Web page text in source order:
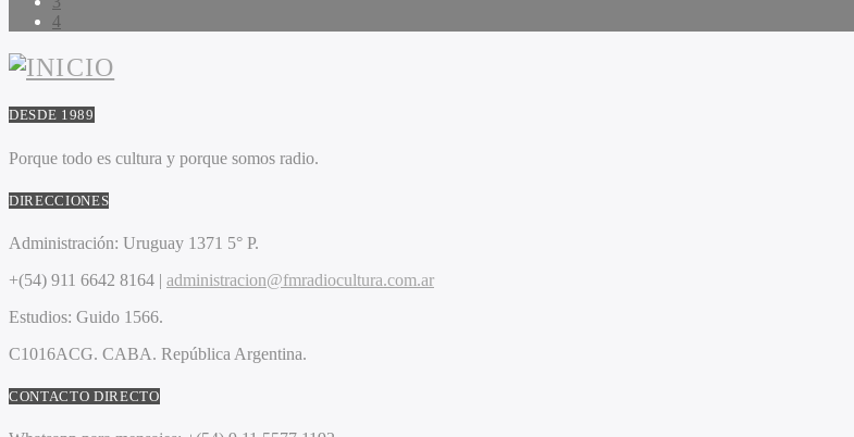
4
DESDE 1989
Porque todo es cultura y porque somos radio.
DIRECCIONES
Administración: Uruguay 1371 5° P.
+(54) 911 6642 8164 | administracion@fmradiocultura.com.ar
Estudios: Guido 1566.
C1016ACG. CABA. República Argentina.
CONTACTO DIRECTO